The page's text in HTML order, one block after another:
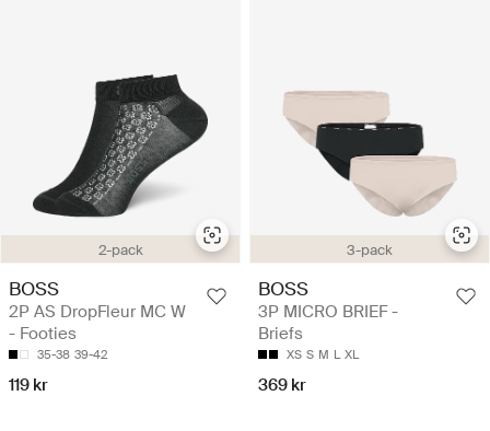
2-pack
BOSS
2P AS DropFleur MC W
- Footies
35-38 39-42
119 kr
3-pack
BOSS
3P MICRO BRIEF -
Briefs
XS S M L XL
369 kr